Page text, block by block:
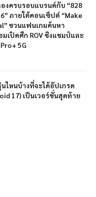
งครบรอบแบรนด์กับ “828
ภายใต้คอนเซ็ปต์ “Make
ชวนแฟนเกมค้นหา
มเปิดศึก ROV ชิงแชมป์และ
5G
ไหนบ้างที่จะได้อัปเกรด
17) เป็นเวอร์ชั่นสุดท้าย